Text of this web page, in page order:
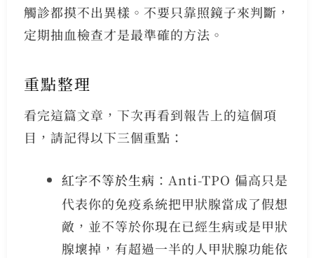
觸診都摸不出異樣。不要只靠照鏡子來判斷，
定期抽血檢查才是最準確的方法。
重點整理
看完這篇文章，下次再看到報告上的這個項
目，請記得以下三個重點：
紅字不等於生病 ：Anti-TPO 偏高只是
代表你的免疫系統把甲狀腺當成了假想
敵，並不等於你現在已經生病或是甲狀
腺壞掉，有超過一半的人甲狀腺功能依